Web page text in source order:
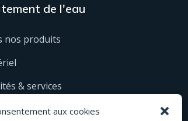
aux cookies
de l'eau
nos produits
& services
pluie